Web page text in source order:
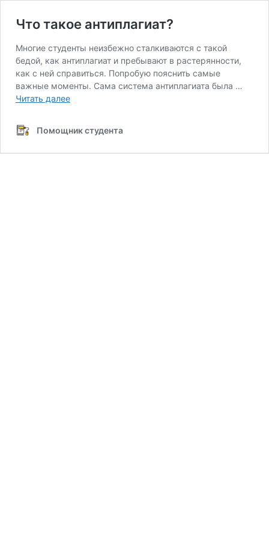
Что такое антиплагиат?
Многие студенты неизбежно сталкиваются с такой
бедой, как антиплагиат и пребывают в растерянности,
как с ней справиться. Попробую пояснить самые
важные моменты. Сама система антиплагиата была …
Читать далееЧто
Помощник студента